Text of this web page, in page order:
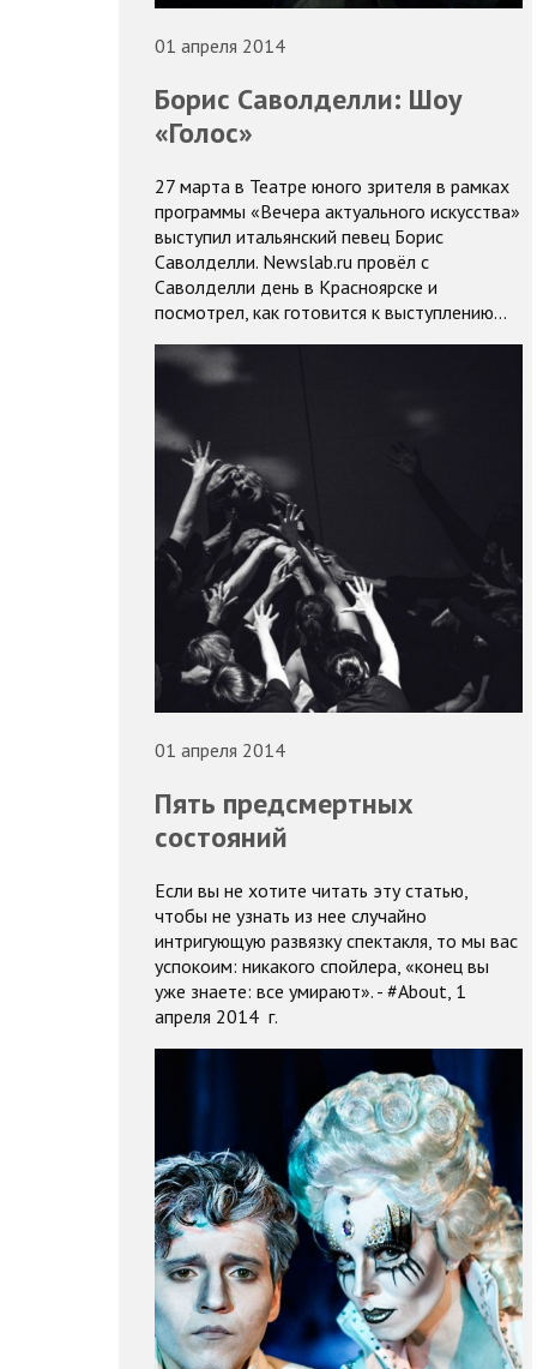
01 апреля 2014
Борис Саволделли: Шоу
«Голос»
27 марта в Театре юного зрителя в рамках
программы «Вечера актуального искусства»
выступил итальянский певец Борис
Саволделли. Newslab.ru провёл с
Саволделли день в Красноярске и
посмотрел, как готовится к выступлению…
01 апреля 2014
Пять предсмертных
состояний
Если вы не хотите читать эту статью,
чтобы не узнать из нее случайно
интригующую развязку спектакля, то мы вас
успокоим: никакого спойлера, «конец вы
уже знаете: все умирают». - #About, 1
апреля 2014 г.